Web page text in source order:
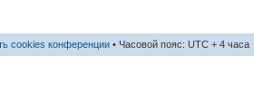
cookies конференции • Часовой пояс: UTC + 4 часа